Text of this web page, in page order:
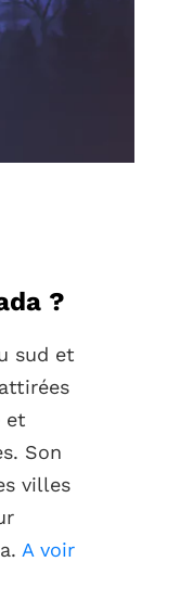
?
sud et
et
Son
villes
A voir